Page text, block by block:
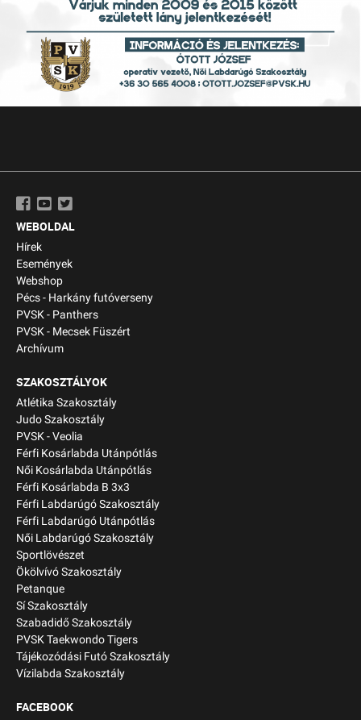
WEBOLDAL
Hírek
Események
Webshop
Pécs - Harkány futóverseny
PVSK - Panthers
PVSK - Mecsek Füszért
Archívum
SZAKOSZTÁLYOK
Atlétika Szakosztály
Judo Szakosztály
PVSK - Veolia
Férfi Kosárlabda Utánpótlás
Női Kosárlabda Utánpótlás
Férfi Kosárlabda B 3x3
Férfi Labdarúgó Szakosztály
Férfi Labdarúgó Utánpótlás
Női Labdarúgó Szakosztály
Sportlövészet
Ökölvívó Szakosztály
Petanque
Sí Szakosztály
Szabadidő Szakosztály
PVSK Taekwondo Tigers
Tájékozódási Futó Szakosztály
Vízilabda Szakosztály
FACEBOOK